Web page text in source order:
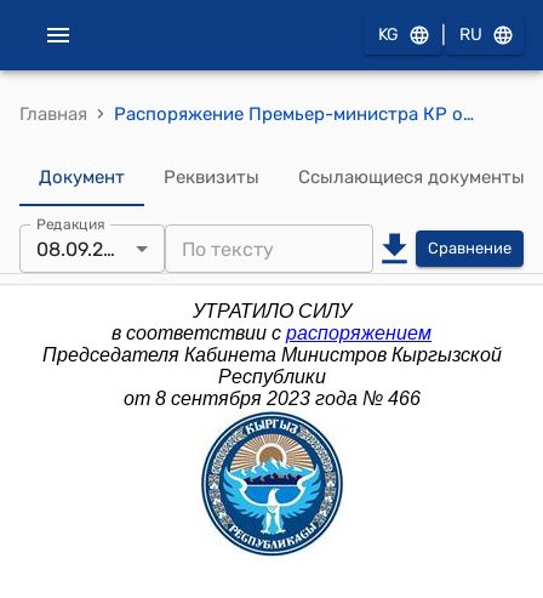
KG RU
Главная › Распоряжение Премьер-министра КР от 4 августа 2014 года № 338 (О проведении рабочей встречи экспертных групп Совместной комиссии по демаркации государственной границы между Кыргызской Республикой и Республикой Казахстан)
Документ Реквизиты Ссылающиеся документы
Редакция
08.09.2023 Сравнение